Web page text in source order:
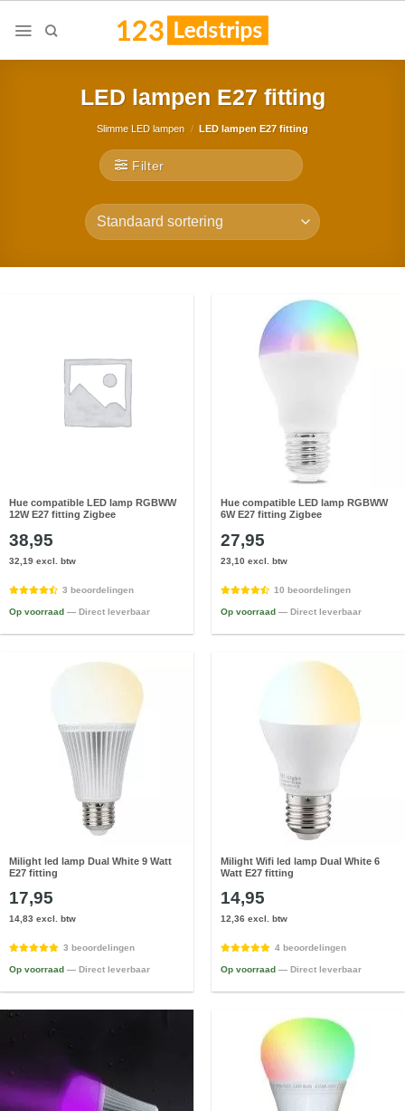
LED lampen E27 fitting
Slimme LED lampen / LED lampen E27 fitting
Filter
Hue compatible LED lamp RGBWW
12W E27 fitting Zigbee
38,95
32,19 excl. btw
3 beoordelingen
Op voorraad — Direct leverbaar
Hue compatible LED lamp RGBWW
6W E27 fitting Zigbee
27,95
23,10 excl. btw
10 beoordelingen
Op voorraad — Direct leverbaar
Milight led lamp Dual White 9 Watt
E27 fitting
17,95
14,83 excl. btw
3 beoordelingen
Op voorraad — Direct leverbaar
Milight Wifi led lamp Dual White 6
Watt E27 fitting
14,95
12,36 excl. btw
4 beoordelingen
Op voorraad — Direct leverbaar